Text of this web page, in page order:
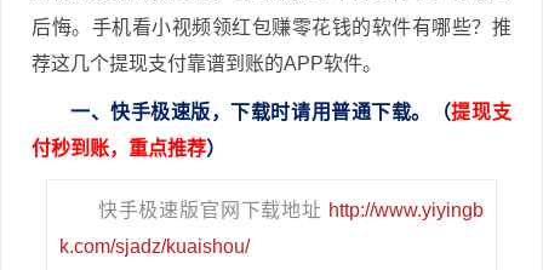
后悔。手机看小视频领红包赚零花钱的软件有哪些？推
荐这几个提现支付靠谱到账的APP软件。
一、快手极速版，下载时请用普通下载。（提现支
付秒到账，重点推荐）
快手极速版官网下载地址 http://www.yiyingb
k.com/sjadz/kuaishou/